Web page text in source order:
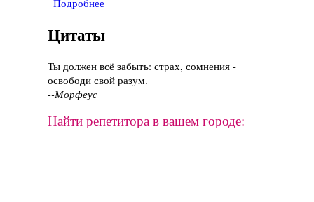
Подробнее
Цитаты
Ты должен всё забыть: страх, сомнения -
освободи свой разум.
--Морфеус
Найти репетитора в вашем городе: